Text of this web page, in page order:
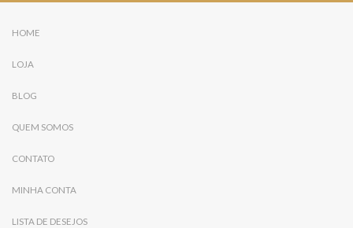
HOME
LOJA
BLOG
QUEM SOMOS
CONTATO
MINHA CONTA
LISTA DE DESEJOS